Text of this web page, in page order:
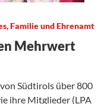
Familie und Ehrenamt
Mehrwert
Südtirols über 800
ihre Mitglieder (LPA